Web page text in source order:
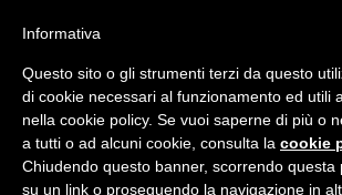
Informativa
Questo sito o gli strumenti terzi da questo
di cookie necessari al funzionamento ed utili
nella cookie policy. Se vuoi saperne di più o
a tutti o ad alcuni cookie, consulta la cookie
Chiudendo questo banner, scorrendo questa
su un link o proseguendo la navigazione in